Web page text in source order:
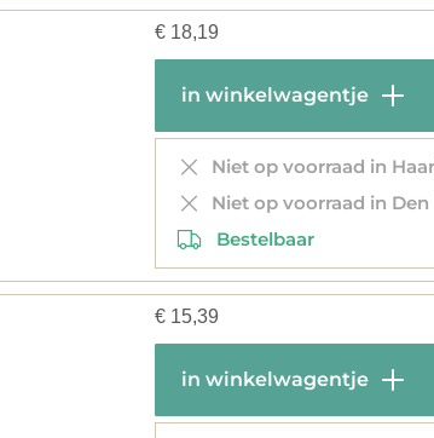
€ 18,19
in winkelwagentje
Niet op voorraad in
Niet op voorraad in Den
Bestelbaar
€ 15,39
in winkelwagentje